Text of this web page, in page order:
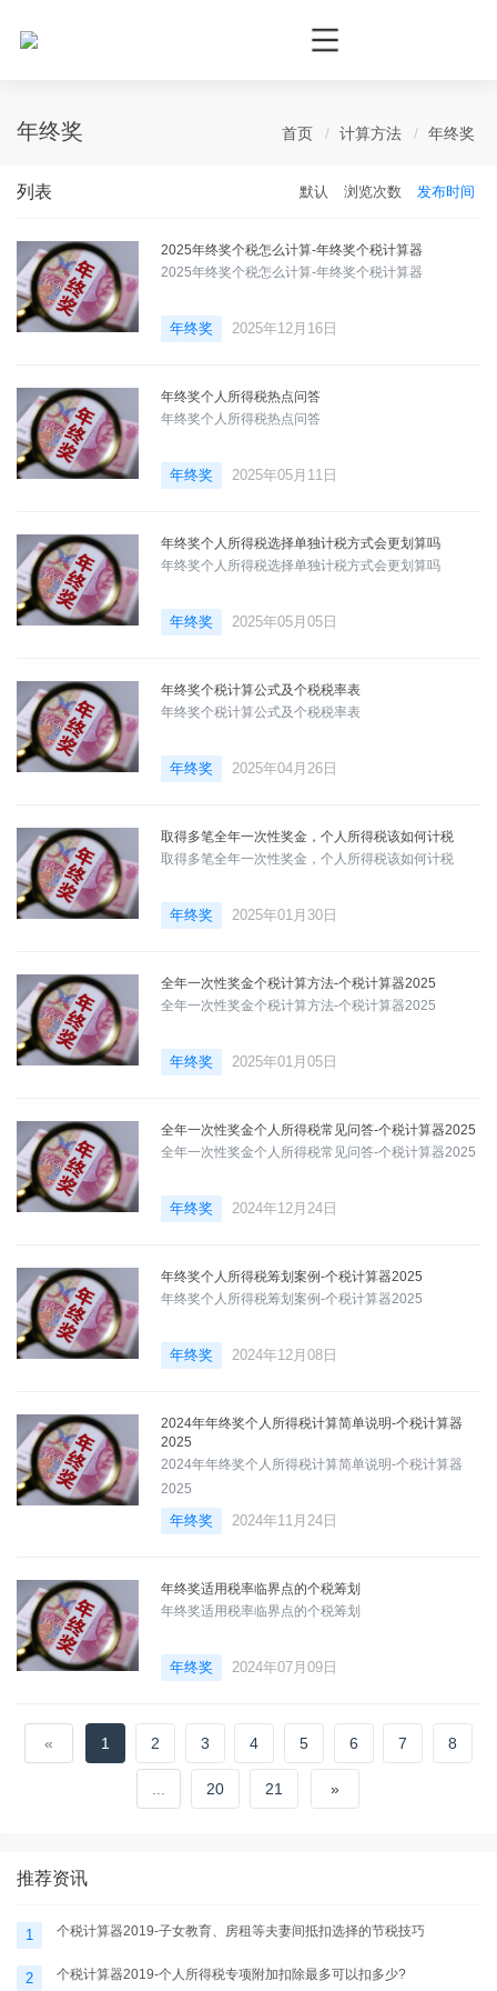
年终奖 首页 计算方法 年终奖
列表 默认 浏览次数 发布时间
2025年终奖个税怎么计算-年终奖个税计算器
2025年终奖个税怎么计算-年终奖个税计算器
年终奖 2025年12月16日
年终奖个人所得税热点问答
年终奖个人所得税热点问答
年终奖 2025年05月11日
年终奖个人所得税选择单独计税方式会更划算吗
年终奖个人所得税选择单独计税方式会更划算吗
年终奖 2025年05月05日
年终奖个税计算公式及个税税率表
年终奖个税计算公式及个税税率表
年终奖 2025年04月26日
取得多笔全年一次性奖金，个人所得税该如何计税
取得多笔全年一次性奖金，个人所得税该如何计税
年终奖 2025年01月30日
全年一次性奖金个税计算方法-个税计算器2025
全年一次性奖金个税计算方法-个税计算器2025
年终奖 2025年01月05日
全年一次性奖金个人所得税常见问答-个税计算器2025
全年一次性奖金个人所得税常见问答-个税计算器2025
年终奖 2024年12月24日
年终奖个人所得税筹划案例-个税计算器2025
年终奖个人所得税筹划案例-个税计算器2025
年终奖 2024年12月08日
2024年年终奖个人所得税计算简单说明-个税计算器
2025
2024年年终奖个人所得税计算简单说明-个税计算器
2025
年终奖 2024年11月24日
年终奖适用税率临界点的个税筹划
年终奖适用税率临界点的个税筹划
年终奖 2024年07月09日
« 1 2 3 4 5 6 7 8
20 21 »
推荐资讯
1 个税计算器2019-子女教育、房租等夫妻间抵扣选择的节税技巧
2 个税计算器2019-个人所得税专项附加扣除最多可以扣多少?